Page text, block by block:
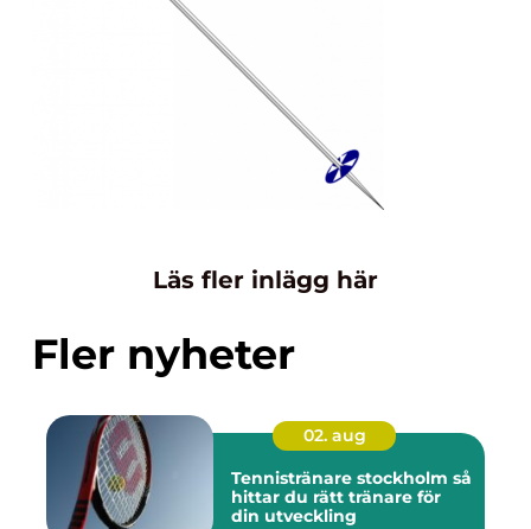
Läs fler inlägg här
Fler nyheter
02. aug
Tennistränare stockholm så
hittar du rätt tränare för
din utveckling